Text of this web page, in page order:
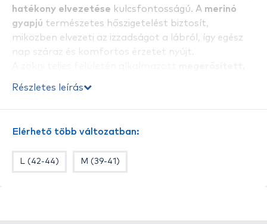
hatékony elvezetése kulcsfontosságú. A merinó
gyapjú természetes hőszigetelést biztosít,
miközben elvezeti az izzadságot a lábról, így egész
nap száraz és komfortos érzetet nyújt.
Kényelmes, tökéletes illeszkedés
alátámasztásért
Részletes leírás
Elérhető több változatban:
L (42-44) M (39-41)